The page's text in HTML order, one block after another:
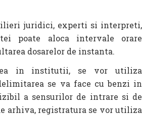
juridici, experti si interpreti,
poate aloca intervale orare
dosarelor de instanta.
in institutii, se vor utiliza
se va face cu benzi in
a sensurilor de intrare si de
arhiva, registratura se vor utiliza